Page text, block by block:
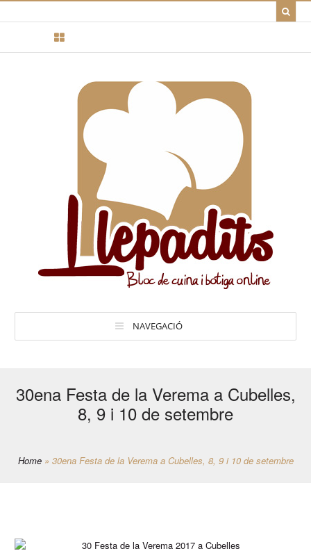
NAVEGACIÓ
30ena Festa de la Verema a Cubelles,
8, 9 i 10 de setembre
Home » 30ena Festa de la Verema a Cubelles, 8, 9 i 10 de setembre